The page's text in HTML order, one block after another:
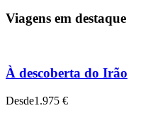
Viagens em destaque
À descoberta do Irão
Desde1.975 €